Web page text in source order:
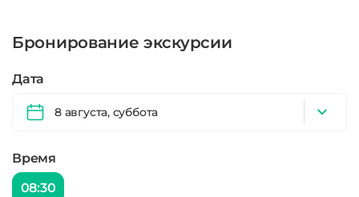
Бронирование экскурсии
Дата
8 августа, суббота
Время
08:30